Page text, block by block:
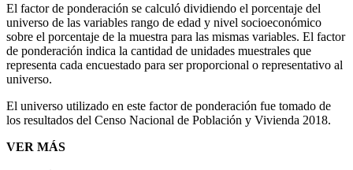
El factor de ponderación se calculó dividiendo el porcentaje del
universo de las variables rango de edad y nivel socioeconómico
sobre el porcentaje de la muestra para las mismas variables. El factor
de ponderación indica la cantidad de unidades muestrales que
representa cada encuestado para ser proporcional o representativo al
universo.
El universo utilizado en este factor de ponderación fue tomado de
los resultados del Censo Nacional de Población y Vivienda 2018.
VER MÁS